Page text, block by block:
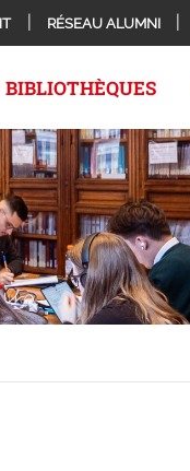
RÉSEAU ALUMNI
BIBLIOTHÈQUES